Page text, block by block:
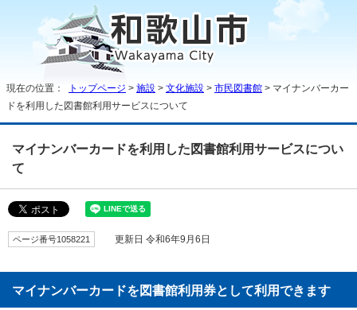
現在の位置： トップページ > 施設 > 文化施設 > 市民図書館 > マイナンバーカー
ドを利用した図書館利用サービスについて
マイナンバーカードを利用した図書館利用サービスについ
て
ページ番号1058221 更新日 令和6年9月6日
マイナンバーカードを図書館利用券として利用できます